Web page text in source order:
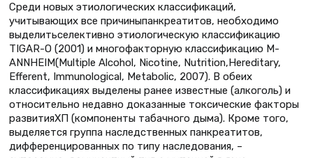
Среди новых этиологических классификаций,
учитывающих все причиныпанкреатитов, необходимо
выделитьселективно этиологическую классификацию
TIGAR-O (2001) и многофакторную классификацию M-
ANNHEIM(Multiple Alcohol, Nicotine, Nutrition,Hereditary,
Efferent, Immunological, Metabolic, 2007). В обеих
классификациях выделены ранее известные (алкоголь) и
относительно недавно доказанные токсические факторы
развитияХП (компоненты табачного дыма). Кроме того,
выделяется группа наследственных панкреатитов,
дифференцированных по типу наследования, –